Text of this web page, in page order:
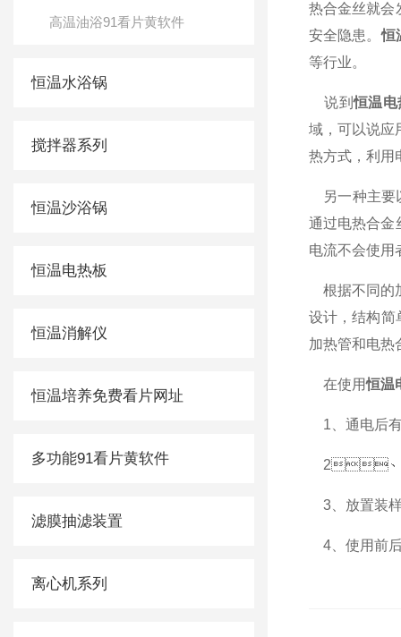
高温油浴91看片黄软件
恒温水浴锅
搅拌器系列
恒温沙浴锅
恒温电热板
恒温消解仪
恒温培养免费看片网址
多功能91看片黄软件
滤膜抽滤装置
离心机系列
热合金丝就会
安全隐患。恒
等行业。
说到恒温电
域，可以说
热方式，利
另一种主要以
通过电热合金
电流不会使用
根据不同的加
设计，结
加热管和电热合
在使用恒温
1、通电后
2
3、放置装
4、使用前后